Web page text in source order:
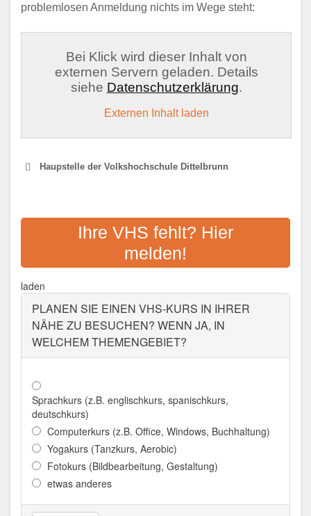
problemlosen Anmeldung nichts im Wege steht:
Bei Klick wird dieser Inhalt von
externen Servern geladen. Details
siehe Datenschutzerklärung.
Externen Inhalt laden
Haupstelle der Volkshochschule Dittelbrunn
VHS SCHWEINFURT
Adresse:
Schultesstraße 19b, 97421
Schweinfurt
Aktualisiert: August 2021
Ihre VHS fehlt? Hier
melden!
laden
PLANEN SIE EINEN VHS-KURS IN IHRER
NÄHE ZU BESUCHEN? WENN JA, IN
WELCHEM THEMENGEBIET?
Sprachkurs (z.B. englischkurs, spanischkurs,
deutschkurs)
Computerkurs (z.B. Office, Windows, Buchhaltung)
Yogakurs (Tanzkurs, Aerobic)
Fotokurs (Bildbearbeitung, Gestaltung)
etwas anderes